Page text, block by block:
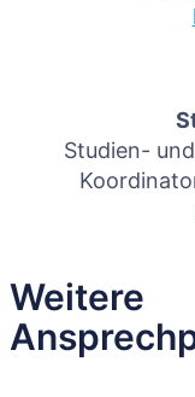
Studien-
Weitere